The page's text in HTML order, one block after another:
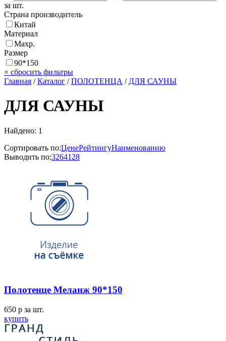
за шт.
Страна производитель
Китай
Материал
Махр.
Размер
90*150
× сбросить фильтры
Главная /Каталог /ПОЛОТЕНЦА / ДЛЯ САУНЫ
ДЛЯ САУНЫ
Найдено: 1
Сортировать по:ЦенеРейтингуНаименованию
Выводить по:3264128
Полотенце Меланж 90*150
650 p за шт.
купить